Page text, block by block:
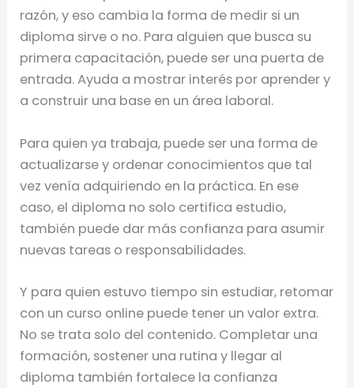
razón, y eso cambia la forma de medir si un
diploma sirve o no. Para alguien que busca su
primera capacitación, puede ser una puerta de
entrada. Ayuda a mostrar interés por aprender y
a construir una base en un área laboral.
Para quien ya trabaja, puede ser una forma de
actualizarse y ordenar conocimientos que tal
vez venía adquiriendo en la práctica. En ese
caso, el diploma no solo certifica estudio,
también puede dar más confianza para asumir
nuevas tareas o responsabilidades.
Y para quien estuvo tiempo sin estudiar, retomar
con un curso online puede tener un valor extra.
No se trata solo del contenido. Completar una
formación, sostener una rutina y llegar al
diploma también fortalece la confianza